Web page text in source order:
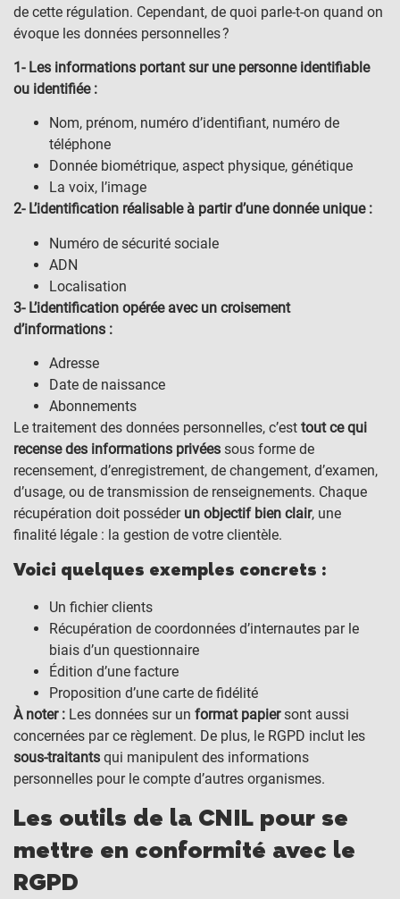
de cette régulation. Cependant, de quoi parle-t-on quand on
évoque les données personnelles ?
1- Les informations portant sur une personne identifiable
ou identifiée :
Nom, prénom, numéro d’identifiant, numéro de
téléphone
Donnée biométrique, aspect physique, génétique
La voix, l’image
2- L’identification réalisable à partir d’une donnée unique :
Numéro de sécurité sociale
ADN
Localisation
3- L’identification opérée avec un croisement
d’informations :
Adresse
Date de naissance
Abonnements
Le traitement des données personnelles, c’est tout ce qui
recense des informations privées sous forme de
recensement, d’enregistrement, de changement, d’examen,
d’usage, ou de transmission de renseignements. Chaque
récupération doit posséder un objectif bien clair, une
finalité légale : la gestion de votre clientèle.
Voici quelques exemples concrets :
Un fichier clients
Récupération de coordonnées d’internautes par le
biais d’un questionnaire
Édition d’une facture
Proposition d’une carte de fidélité
À noter : Les données sur un format papiersont aussi
concernées par ce règlement. De plus, le RGPD inclut les
sous-traitants qui manipulent des informations
personnelles pour le compte d’autres organismes.
Les outils de la CNIL pour se
mettre en conformité avec le
RGPD